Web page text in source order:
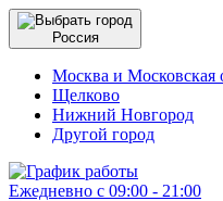
Россия
Москва и Московская
Щелково
Нижний Новгород
Другой город
Ежедневно с 09:00 - 21:00